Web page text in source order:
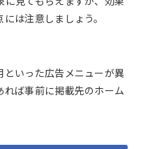
は注意しましょう。
といった広告メニューが異
ば事前に掲載先のホーム